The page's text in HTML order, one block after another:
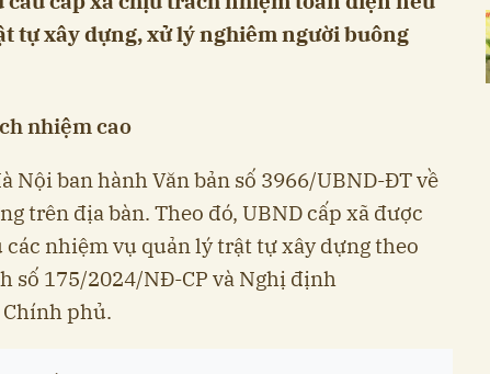
tự xây dựng, xử lý nghiêm người buông
nhiệm cao
Nội ban hành Văn bản số 3966/UBND-ĐT về
trên địa bàn. Theo đó, UBND cấp xã được
nhiệm vụ quản lý trật tự xây dựng theo
số 175/2024/NĐ-CP và Nghị định
phủ.